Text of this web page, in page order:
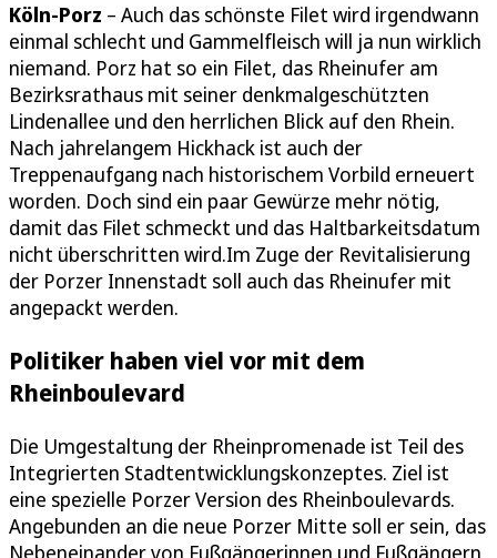
Köln-Porz – Auch das schönste Filet wird irgendwann
einmal schlecht und Gammelfleisch will ja nun wirklich
niemand. Porz hat so ein Filet, das Rheinufer am
Bezirksrathaus mit seiner denkmalgeschützten
Lindenallee und den herrlichen Blick auf den Rhein.
Nach jahrelangem Hickhack ist auch der
Treppenaufgang nach historischem Vorbild erneuert
worden. Doch sind ein paar Gewürze mehr nötig,
damit das Filet schmeckt und das Haltbarkeitsdatum
nicht überschritten wird.Im Zuge der Revitalisierung
der Porzer Innenstadt soll auch das Rheinufer mit
angepackt werden.
Politiker haben viel vor mit dem
Rheinboulevard
Die Umgestaltung der Rheinpromenade ist Teil des
Integrierten Stadtentwicklungskonzeptes. Ziel ist
eine spezielle Porzer Version des Rheinboulevards.
Angebunden an die neue Porzer Mitte soll er sein, das
Nebeneinander von Fußgängerinnen und Fußgängern